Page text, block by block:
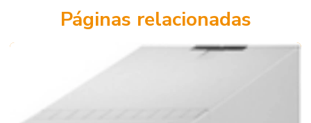
Páginas relacionadas